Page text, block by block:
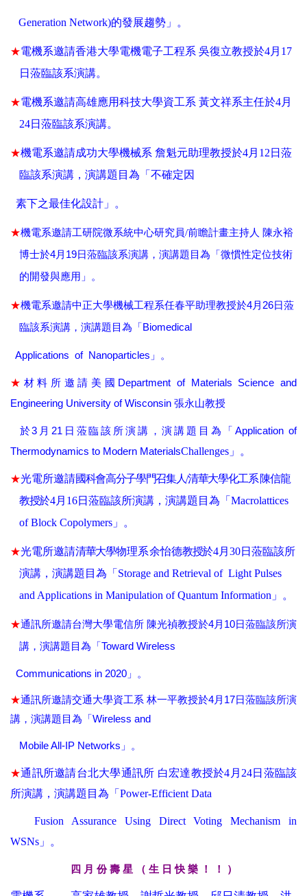
Generation Network)的發展趨勢」 。
★電機系邀請香港大學電機電子工程系 吳復立教授於4月 17
日 蒞臨該系演講。
★電機系邀請高雄應用科技大學資工系 黃文祥系主任於4月
24日 蒞臨該系演講。
★機電系邀請成功大學機械系 詹魁元助理教授於4月 12 日 蒞
臨該系演講，演講題目為「 不確定因
素下之最佳化設計 」 。
★機電系邀請工研院微系統中心研究員/前瞻計畫主持人 陳永裕
博士於4月 19日蒞臨該系演講，演講題目為 「 微慣性定位技術
的開發與應用 」 。
★機電系邀請中正大學機械工程系任春平助理教授於4月 26日蒞
臨該系演講，演講題目為 「 Biomedical
Applications of Nanoparticles 」 。
★ 材料所 邀請 美國 Department of Materials Science and
Engineering University of Wisconsin 張永山教授
於3 月 21 日蒞臨該所演講，演講題目為「Application of
Thermodynamics to Modern MaterialsChallenges 」。
★光電所邀請國科會高分子學門召集人/清華大學化工系 陳信龍
教授於4月 16日蒞臨該所演講，演講題目為「Macrolattices
of Block Copolymers 」。
★光電所邀請清華大學物理系余怡德教授於4月30日蒞臨該所
演講，演講題目為「 Storage and Retrieval of Light Pulses
and Applications in Manipulation of Quantum Information 」。
★通訊所邀請台灣大學電信所 陳光禎教授於4月 10日蒞臨該所演
講，演講題目為 「 Toward Wireless
Communications in 2020 」 。
★通訊所邀請交通大學資工系 林一平教授於4月 17日蒞臨該所演
講，演講題目為 「 Wireless and
Mobile All-IP Networks 」 。
★通訊所邀請台北大學通訊所 白宏達教授於4 月 24日 蒞臨該
所演講，演講題目為「 Power-Efficient Data
Fusion Assurance Using Direct Voting Mechanism in
WSNs 」 。
四 月 份 壽 星 （ 生 日 快 樂 ！ ！ ）